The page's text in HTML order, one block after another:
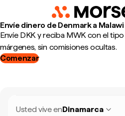
Envíe dinero de Denmark a
Envíe DKK y reciba MWK con el
márgenes, sin comisiones ocultas.
Comenzar
Usted vive enDinamarca